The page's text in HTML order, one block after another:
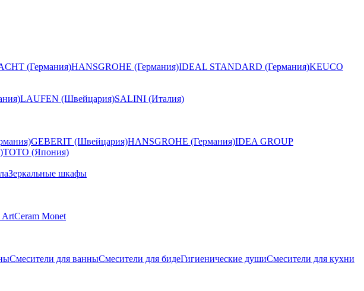
(Германия)HANSGROHE (Германия)IDEAL STANDARD (Германия)KEUCO
LAUFEN (Швейцария)SALINI (Италия)
GEBERIT (Швейцария)HANSGROHE (Германия)IDEA GROUP
TOTO (Япония)
Зеркальные шкафы
Monet
Смесители для ванныСмесители для бидеГигиенические душиСмесители для кухни